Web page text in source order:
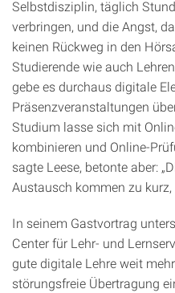
Selbstdisziplin, täglich
verbringen, und die Angst,
keinen Rückweg in den
Studierende wie auch
gebe es durchaus digitale
Präsenzveranstaltungen
Studium lasse sich mit
kombinieren und Online-
sagte Leese, betonte aber:
Austausch kommen zu
In seinem Gastvortrag
Center für Lehr- und
gute digitale Lehre weit
störungsfreie Übertragung